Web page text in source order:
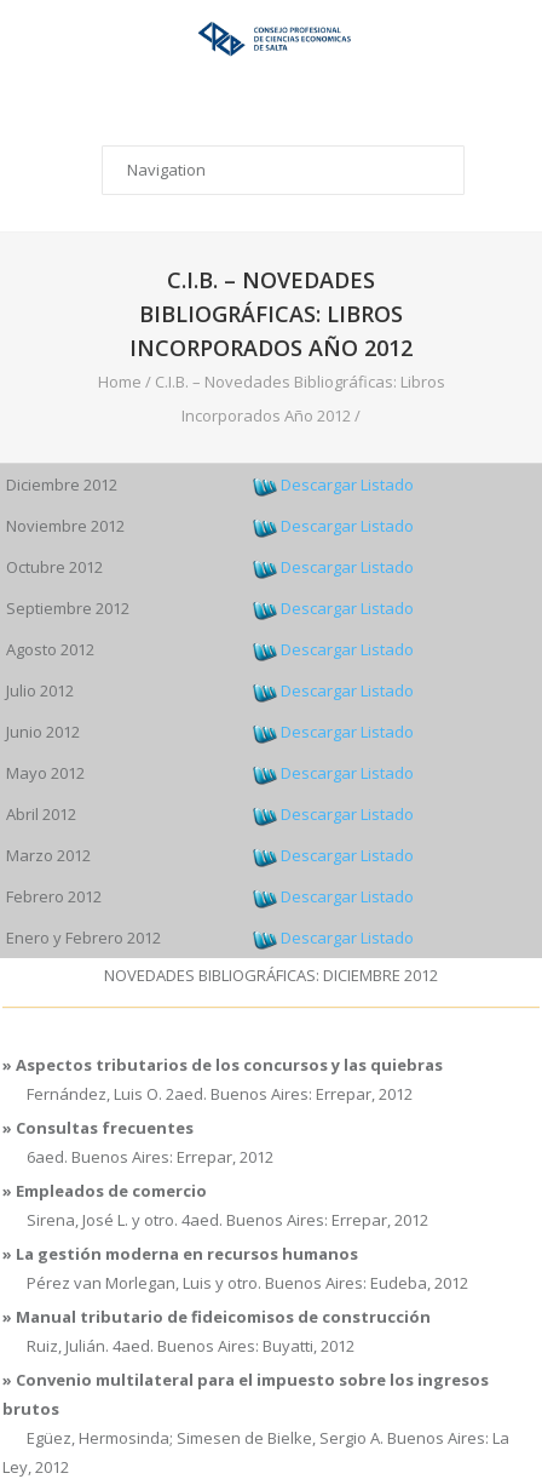
C.I.B. – NOVEDADES
BIBLIOGRÁFICAS: LIBROS
INCORPORADOS AÑO 2012
Home / C.I.B. – Novedades Bibliográficas: Libros
Incorporados Año 2012/
Diciembre 2012
Descargar Listado
Noviembre 2012
Descargar Listado
Octubre 2012
Descargar Listado
Septiembre 2012
Descargar Listado
Agosto 2012
Descargar Listado
Julio 2012
Descargar Listado
Junio 2012
Descargar Listado
Mayo 2012
Descargar Listado
Abril 2012
Descargar Listado
Marzo 2012
Descargar Listado
Febrero 2012
Descargar Listado
Enero y Febrero 2012
Descargar Listado
NOVEDADES BIBLIOGRÁFICAS: DICIEMBRE 2012
» Aspectos tributarios de los concursos y las quiebras
Fernández, Luis O. 2aed. Buenos Aires: Errepar, 2012
» Consultas frecuentes
6aed. Buenos Aires: Errepar, 2012
» Empleados de comercio
Sirena, José L. y otro. 4aed. Buenos Aires: Errepar, 2012
» La gestión moderna en recursos humanos
Pérez van Morlegan, Luis y otro. Buenos Aires: Eudeba, 2012
» Manual tributario de fideicomisos de construcción
Ruiz, Julián. 4aed. Buenos Aires: Buyatti, 2012
» Convenio multilateral para el impuesto sobre los ingresos
brutos
Egüez, Hermosinda; Simesen de Bielke, Sergio A. Buenos Aires: La
Ley, 2012